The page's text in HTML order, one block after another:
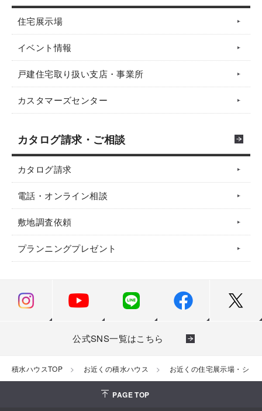
住宅展示場
イベント情報
戸建住宅取り扱い支店・事業所
カスタマーズセンター
カタログ請求・ご相談
カタログ請求
電話・オンライン相談
敷地調査依頼
プランニングプレゼント
公式SNS一覧はこちら
積水ハウスTOP お近くの積水ハウス お近くの住宅展示場・ショ
PAGE TOP